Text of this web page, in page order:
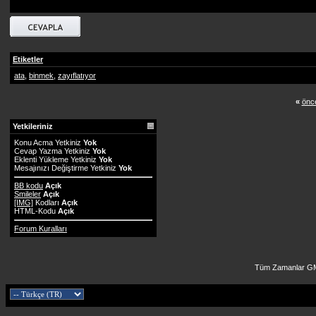
Etiketler
ata binmek zayıflatıyor
«
Yetkileriniz
Konu Acma Yetkiniz Yok
Cevap Yazma Yetkiniz Yok
Eklenti Yükleme Yetkiniz Yok
Mesajınızı Değiştirme Yetkiniz Yok
BB kodu Açık
Smileler Açık
[IMG] Kodları Açık
HTML-Kodu Açık
Forum Kuralları
Tüm Zamanlar